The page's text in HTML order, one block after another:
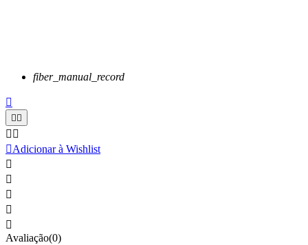
fiber_manual_record

 
 
Adicionar à Wishlist





Avaliação(0)